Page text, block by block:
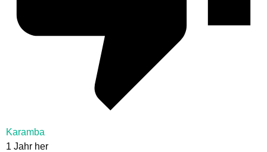
Karamba
1 Jahr her